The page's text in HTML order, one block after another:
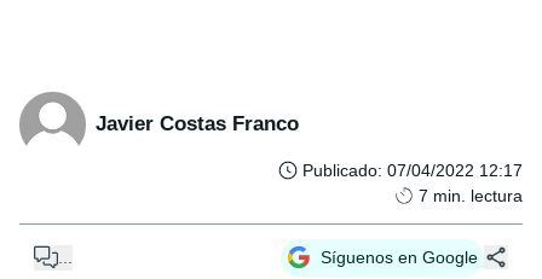
Javier Costas Franco
Publicado: 07/04/2022 12:17
7 min. lectura
Síguenos en Google